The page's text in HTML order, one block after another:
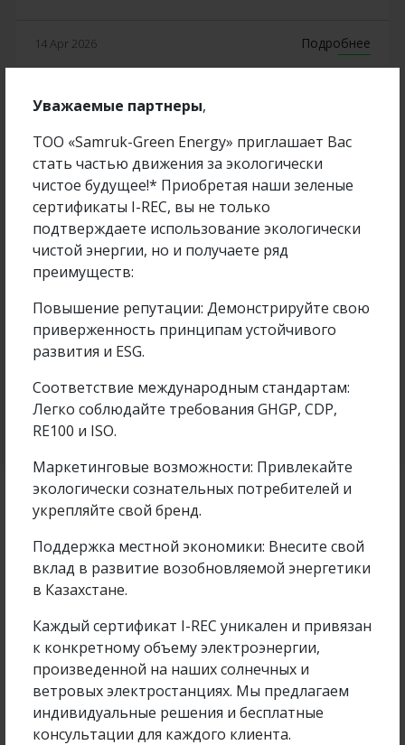
Уважаемые партнеры,
ТОО «Samruk-Green Energy» приглашает Вас
стать частью движения за экологически
чистое будущее!* Приобретая наши зеленые
сертификаты I-REC, вы не только
подтверждаете использование экологически
чистой энергии, но и получаете ряд
преимуществ:
Повышение репутации: Демонстрируйте свою
приверженность принципам устойчивого
развития и ESG.
Соответствие международным стандартам:
Легко соблюдайте требования GHGP, CDP,
RE100 и ISO.
Маркетинговые возможности: Привлекайте
экологически сознательных потребителей и
укрепляйте свой бренд.
Поддержка местной экономики: Внесите свой
вклад в развитие возобновляемой энергетики
в Казахстане.
Каждый сертификат I-REC уникален и привязан
к конкретному объему электроэнергии,
произведенной на наших солнечных и
ветровых электростанциях. Мы предлагаем
индивидуальные решения и бесплатные
консультации для каждого клиента.
14 Apr 2026 Подробнее
the Farabi Alemi...
14 Apr 2026 Подробнее
Company project
region
ПОДРОБНЕЕ